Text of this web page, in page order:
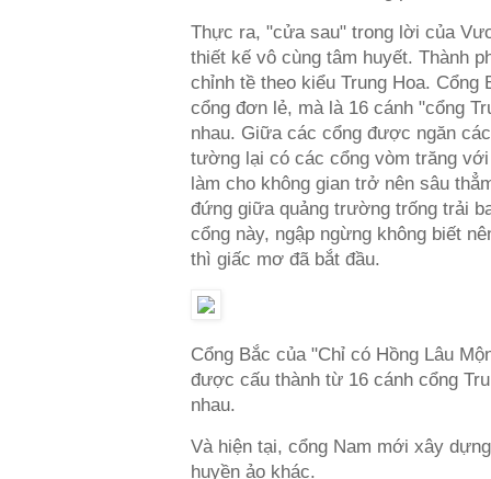
Thực ra, "cửa sau" trong lời của
thiết kế vô cùng tâm huyết. Thành
chỉnh tề theo kiểu Trung Hoa. Cổng
cổng đơn lẻ, mà là 16 cánh "cổng
nhau. Giữa các cổng được ngăn
tường lại có các cổng vòm trăng
làm cho không gian trở nên sâu
đứng giữa quảng trường trống trải
cổng này, ngập ngừng không biết
thì giấc mơ đã bắt đầu.
Cổng Bắc của "Chỉ có Hồng Lâu
được cấu thành từ 16 cánh cổng
nhau.
Và hiện tại, cổng Nam mới xây
huyền ảo khác.